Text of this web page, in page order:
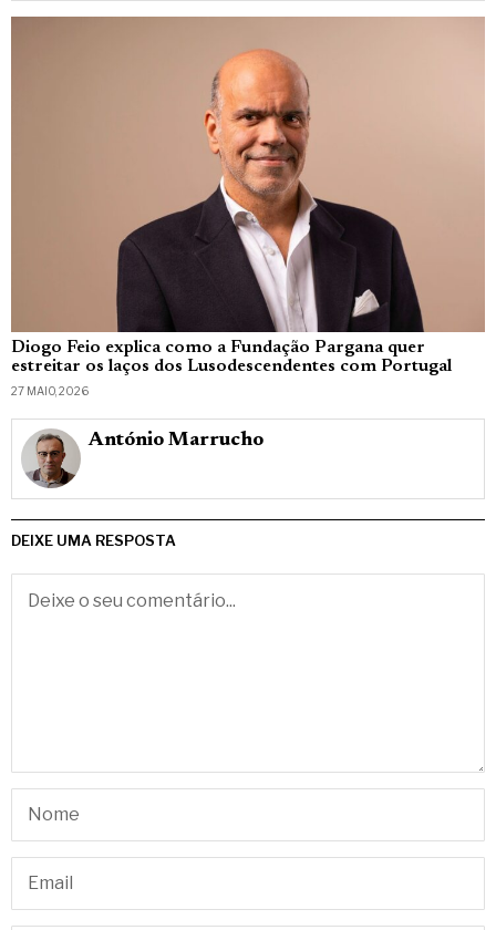
Diogo Feio explica como a Fundação Pargana quer
estreitar os laços dos Lusodescendentes com Portugal
27 MAIO, 2026
António Marrucho
DEIXE UMA RESPOSTA